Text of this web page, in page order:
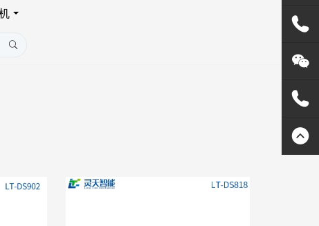
微信在
线咨询
158144
80455
灵天公
众号
400807